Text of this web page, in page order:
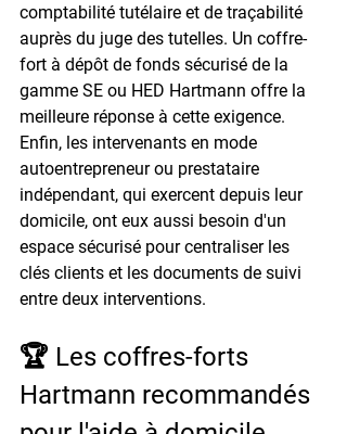
comptabilité tutélaire et de traçabilité
auprès du juge des tutelles. Un coffre-
fort à dépôt de fonds sécurisé de la
gamme SE ou HED Hartmann offre la
meilleure réponse à cette exigence.
Enfin, les intervenants en mode
autoentrepreneur ou prestataire
indépendant, qui exercent depuis leur
domicile, ont eux aussi besoin d'un
espace sécurisé pour centraliser les
clés clients et les documents de suivi
entre deux interventions.
🏆 Les coffres-forts
Hartmann recommandés